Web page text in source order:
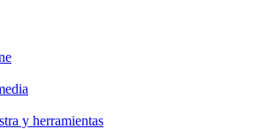
y herramientas